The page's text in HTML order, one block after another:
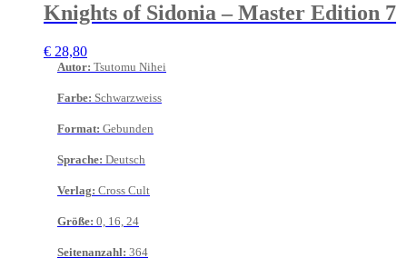
Knights of Sidonia – Master Edition 7
€ 28,80
Autor: Tsutomu Nihei
Farbe: Schwarzweiss
Format: Gebunden
Sprache: Deutsch
Verlag: Cross Cult
Größe: 0, 16, 24
Seitenanzahl: 364